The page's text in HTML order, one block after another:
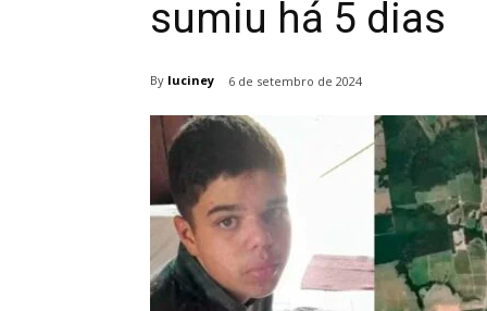
sumiu há 5 dias
By luciney 6 de setembro de 2024